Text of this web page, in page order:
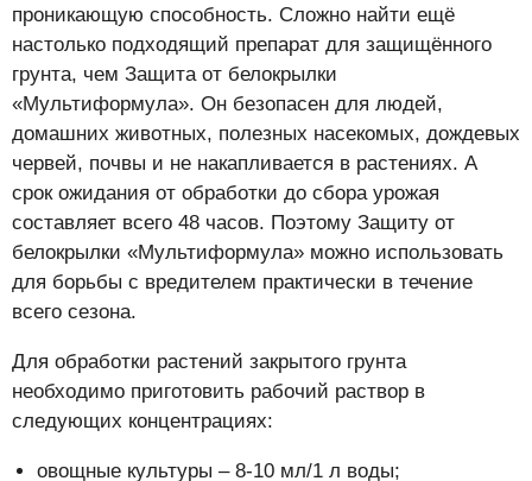
проникающую способность. Сложно найти ещё
настолько подходящий препарат для защищённого
грунта, чем Защита от белокрылки
«Мультиформула». Он безопасен для людей,
домашних животных, полезных насекомых, дождевых
червей, почвы и не накапливается в растениях. А
срок ожидания от обработки до сбора урожая
составляет всего 48 часов. Поэтому Защиту от
белокрылки «Мультиформула» можно использовать
для борьбы с вредителем практически в течение
всего сезона.
Для обработки растений закрытого грунта
необходимо приготовить рабочий раствор в
следующих концентрациях:
овощные культуры – 8-10 мл/1 л воды;